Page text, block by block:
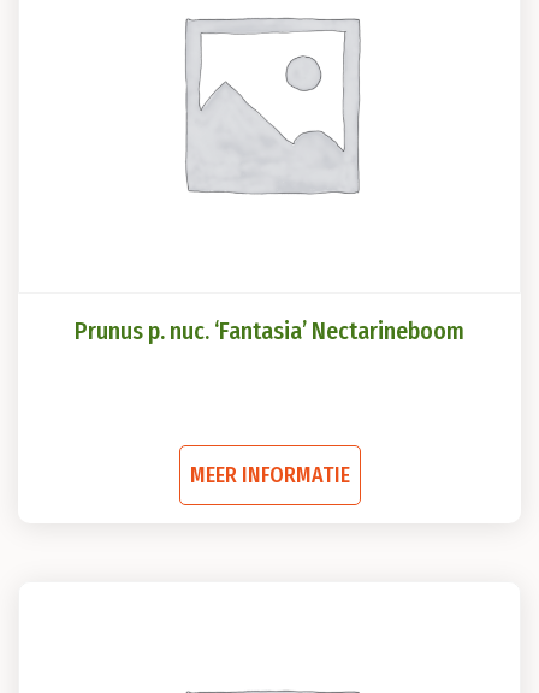
Prunus p. nuc. ‘Fantasia’ Nectarineboom
MEER INFORMATIE
product